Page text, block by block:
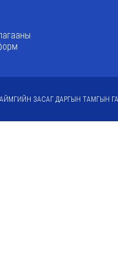
ЗАСАГ ДАРГЫН ТАМГЫН